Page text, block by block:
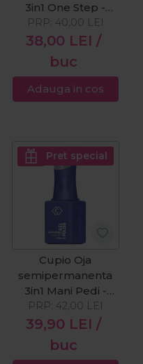
3in1 One Step -
Raindrop 8ml
38,00 LEI /
buc
PRP: 40,00 LEI
Adauga in cos
Pret special
Cupio Oja
semipermanenta
3in1 Mani Pedi -
Arctic Frost 8ml
39,90 LEI /
buc
PRP: 42,00 LEI